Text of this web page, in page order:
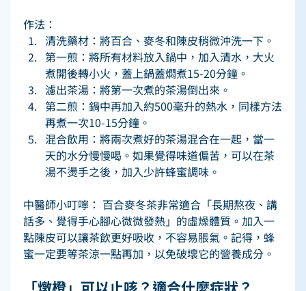
作法：
清洗藥材：將百合、麥冬和陳皮稍微沖洗一下。
第一煎：將所有材料放入鍋中，加入清水，大火
煮開後轉小火，蓋上鍋蓋燜煮15-20分鐘。
濾出茶湯：將第一次煮的茶湯倒出來。
第二煎：鍋中再加入約500毫升的熱水，同樣方法
再煮一次10-15分鐘。
混合飲用：將兩次煮好的茶湯混合在一起，當一
天的水分慢慢喝。如果覺得味道偏苦，可以在茶
湯不燙手之後，加入少許蜂蜜調味。
中醫師小叮嚀： 百合麥冬茶非常適合「長期熬夜、講
話多、覺得手心腳心微微發熱」的虛燥體質。加入一
點陳皮可以讓茶飲更好吸收，不容易脹氣。記得，蜂
蜜一定要等茶涼一點再加，以免破壞它的營養成分。
「燉橙」可以止咳？適合什麼症狀？